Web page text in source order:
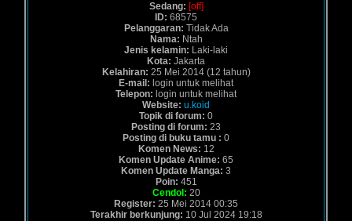
Sedang: [off]
ID: 68575
Pelanggaran: Tidak Ada
Nama: Ntah
Jenis kelamin: Laki-laki
Kota: Jakarta
Kelahiran: 25 Mei 2014 (12 tahun)
E-mail: login untuk melihat
Telepon: login untuk melihat
Website: u.koid
Topik di forum: 0
Posting di forum: 23
Posting di buku tamu : 0
Komen News: 12
Komen Update Anime: 65
Komen Update Manga: 3
Poin: 451
Cendol: 20
Register: 25 Mei 2014 00:35
Terakhir berkunjung: 10 Jul 2024 19:18